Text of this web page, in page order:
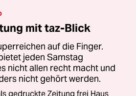
mit taz-Blick
auf die Finger.
jeden Samstag
nicht allen recht macht und
nicht gehört werden.
gedruckte Zeitung frei Haus